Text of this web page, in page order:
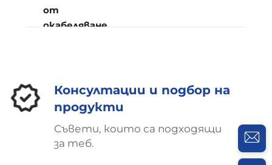
от
окабеляване
Консултации и подбор на
продукти
Съвети, които са подходящи
за теб.